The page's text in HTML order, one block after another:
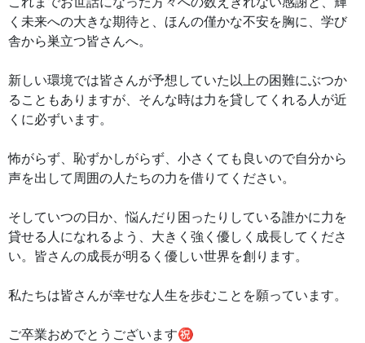
く未来への大きな期待と、ほんの僅かな不安を胸に、学び
舎から巣立つ皆さんへ。
新しい環境では皆さんが予想していた以上の困難にぶつか
ることもありますが、そんな時は力を貸してくれる人が近
くに必ずいます。
怖がらず、恥ずかしがらず、小さくても良いので自分から
声を出して周囲の人たちの力を借りてください。
そしていつの日か、悩んだり困ったりしている誰かに力を
貸せる人になれるよう、大きく強く優しく成長してくださ
い。皆さんの成長が明るく優しい世界を創ります。
私たちは皆さんが幸せな人生を歩むことを願っています。
ご卒業おめでとうございます㊗️